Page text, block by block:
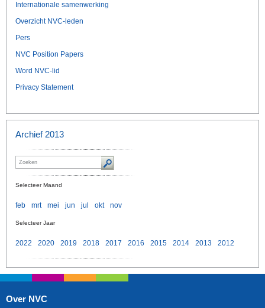
Internationale samenwerking
Overzicht NVC-leden
Pers
NVC Position Papers
Word NVC-lid
Privacy Statement
Archief 2013
Selecteer Maand
feb mrt mei jun jul okt nov
Selecteer Jaar
2022 2020 2019 2018 2017 2016 2015 2014 2013 2012
Over NVC